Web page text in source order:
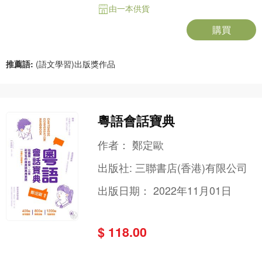
由一本供貨
購買
推薦語: (語文學習)出版獎作品
粵語會話寶典
作者：鄭定歐
出版社: 三聯書店(香港)有限公司
出版日期：2022年11月01日
$ 118.00